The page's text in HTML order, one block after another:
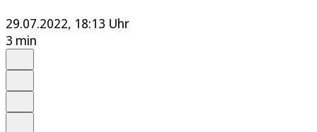
29.07.2022, 18:13 Uhr
3 min